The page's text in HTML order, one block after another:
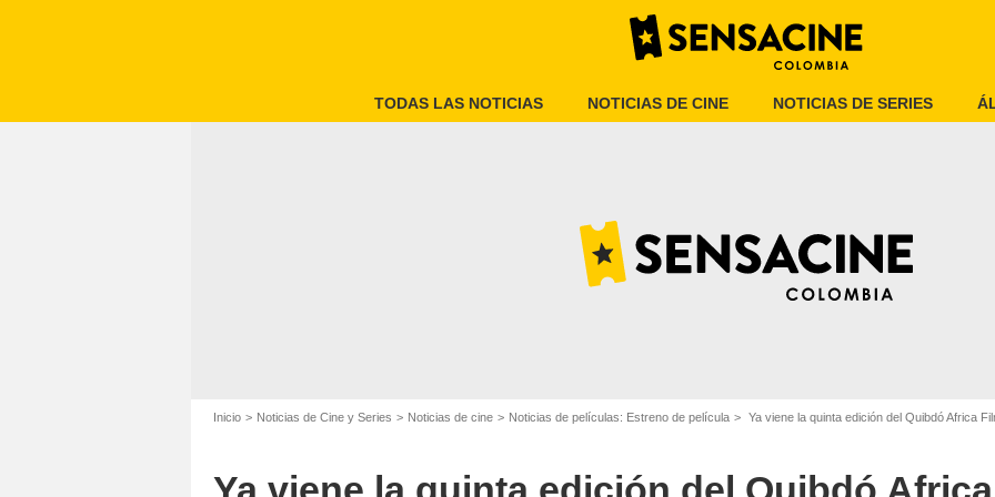
TODAS LAS NOTICIAS NOTICIAS DE CINE NOTICIAS DE SERIES
Inicio Noticias de Cine y Series Noticias de cine Noticias de películas: Estreno de película Ya viene la quinta edición del Quibdó Africa Film